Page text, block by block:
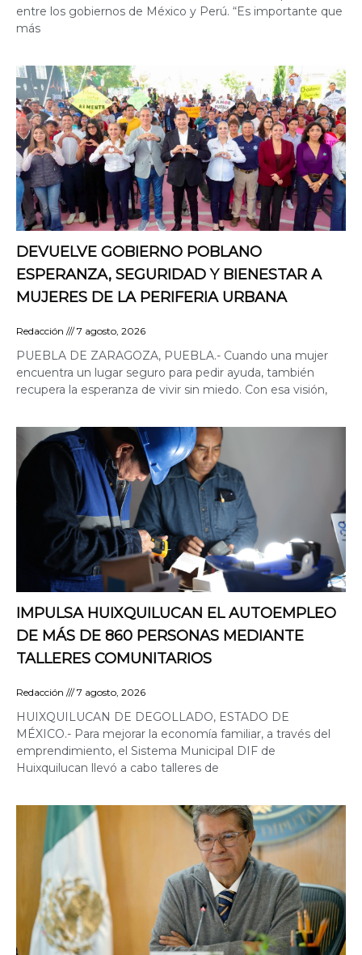
entre los gobiernos de México y Perú. “Es importante que
más
DEVUELVE GOBIERNO POBLANO
ESPERANZA, SEGURIDAD Y BIENESTAR A
MUJERES DE LA PERIFERIA URBANA
Redacción 7 agosto, 2026
PUEBLA DE ZARAGOZA, PUEBLA.- Cuando una mujer
encuentra un lugar seguro para pedir ayuda, también
recupera la esperanza de vivir sin miedo. Con esa visión,
IMPULSA HUIXQUILUCAN EL AUTOEMPLEO
DE MÁS DE 860 PERSONAS MEDIANTE
TALLERES COMUNITARIOS
Redacción 7 agosto, 2026
HUIXQUILUCAN DE DEGOLLADO, ESTADO DE
MÉXICO.- Para mejorar la economía familiar, a través del
emprendimiento, el Sistema Municipal DIF de
Huixquilucan llevó a cabo talleres de